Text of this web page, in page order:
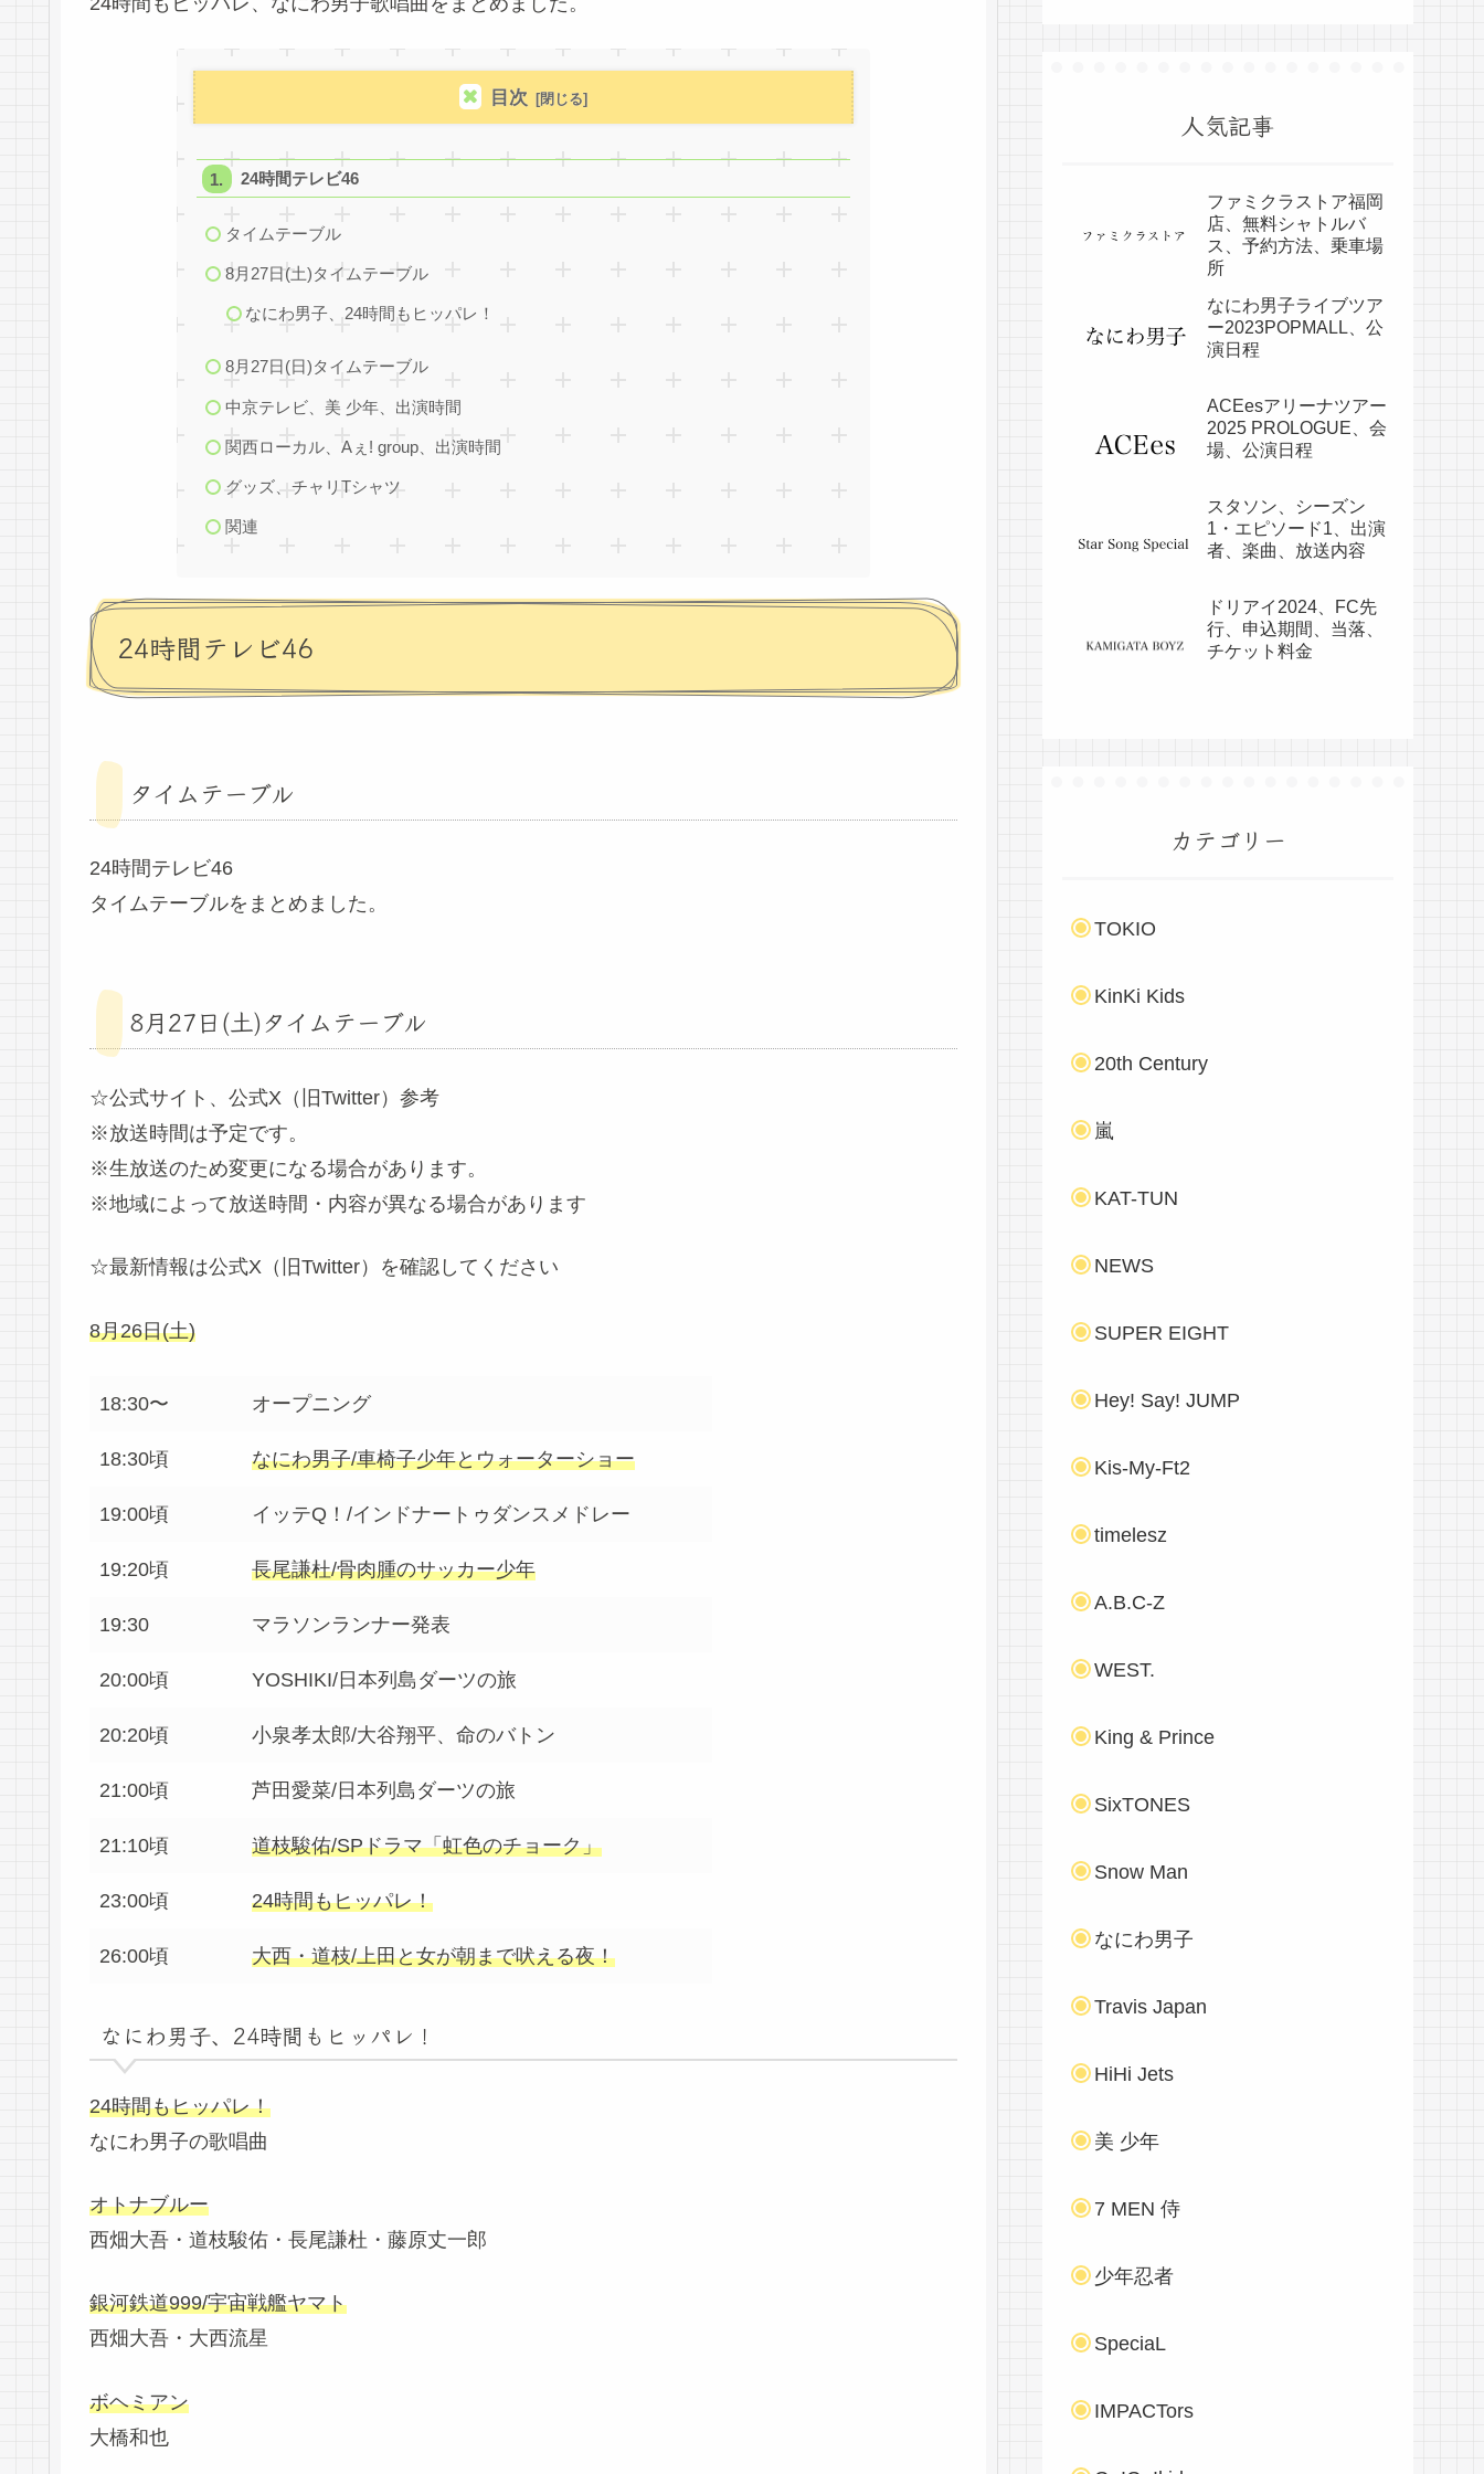
目次
24時間テレビ46
タイムテーブル
8月27日(土)タイムテーブル
なにわ男子、24時間もヒッパレ！
8月27日(日)タイムテーブル
中京テレビ、美 少年、出演時間
関西ローカル、Aぇ! group、出演時間
グッズ、チャリTシャツ
関連
24時間テレビ46
タイムテーブル
24時間テレビ46
タイムテーブルをまとめました。
8月27日(土)タイムテーブル
☆公式サイト、公式X（旧Twitter）参考
※放送時間は予定です。
※生放送のため変更になる場合があります。
※地域によって放送時間・内容が異なる場合があります
☆最新情報は公式X（旧Twitter）を確認してください
8月26日(土)
18:30〜 オープニング
18:30頃 なにわ男子/車椅子少年とウォーターショー
19:00頃 イッテQ！/インドナートゥダンスメドレー
19:20頃 長尾謙杜/骨肉腫のサッカー少年
19:30 マラソンランナー発表
20:00頃 YOSHIKI/日本列島ダーツの旅
20:20頃 小泉孝太郎/大谷翔平、命のバトン
21:00頃 芦田愛菜/日本列島ダーツの旅
21:10頃 道枝駿佑/SPドラマ「虹色のチョーク」
23:00頃 24時間もヒッパレ！
26:00頃 大西・道枝/上田と女が朝まで吠える夜！
なにわ男子、24時間もヒッパレ！
24時間もヒッパレ！
なにわ男子の歌唱曲
オトナブルー
西畑大吾・道枝駿佑・長尾謙杜・藤原丈一郎
銀河鉄道999/宇宙戦艦ヤマト
西畑大吾・大西流星
ボヘミアン
大橋和也
人気記事
ファミクラストア福岡
店、無料シャトルバ
ス、予約方法、乗車場
所
なにわ男子ライブツア
ー2023POPMALL、公
演日程
ACEesアリーナツアー
2025 PROLOGUE、会
場、公演日程
スタソン、シーズン
1・エピソード1、出演
者、楽曲、放送内容
ドリアイ2024、FC先
行、申込期間、当落、
チケット料金
カテゴリー
TOKIO
KinKi Kids
20th Century
嵐
KAT-TUN
NEWS
SUPER EIGHT
Hey! Say! JUMP
Kis-My-Ft2
timelesz
A.B.C-Z
WEST.
King & Prince
SixTONES
Snow Man
なにわ男子
Travis Japan
HiHi Jets
美 少年
7 MEN 侍
少年忍者
SpeciaL
IMPACTors